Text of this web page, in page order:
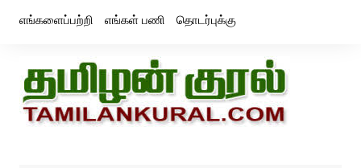
எங்களைப்பற்றி எங்கள் பணி தொடர்புக்கு